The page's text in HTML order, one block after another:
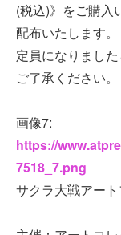
(税込)》をご購入
配布いたします。
定員になりまし
ご了承ください。
画像7:
https://
7518_7.png
サクラ大戦アー